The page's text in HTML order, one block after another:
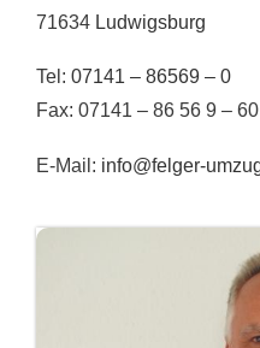
71634 Ludwigsburg
Tel: 07141 – 86569 – 0
Fax: 07141 – 86 56 9 – 60
E-Mail: info@felger-